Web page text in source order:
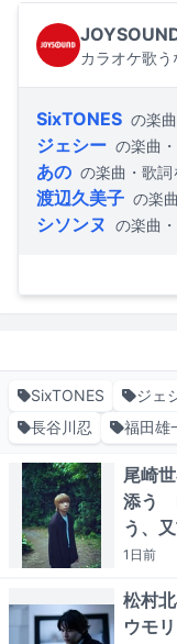
カラオケ歌
SixTONES の楽
ジェシー の楽曲
あの の楽曲・歌詞
渡辺久美子 の楽
シソンヌ の楽曲
SixTONES ジェ
長谷川忍
福田雄
尾崎
添う
う、
1日前
松村
ウモ